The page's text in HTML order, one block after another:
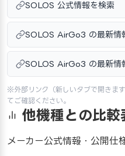
SOLOS 公式情報を検索
SOLOS AirGo3 の最新情
SOLOS AirGo3 の最新情
※外部リンク（新しいタブで開きま
てご確認ください。
他機種との比較
メーカー公式情報・公開仕